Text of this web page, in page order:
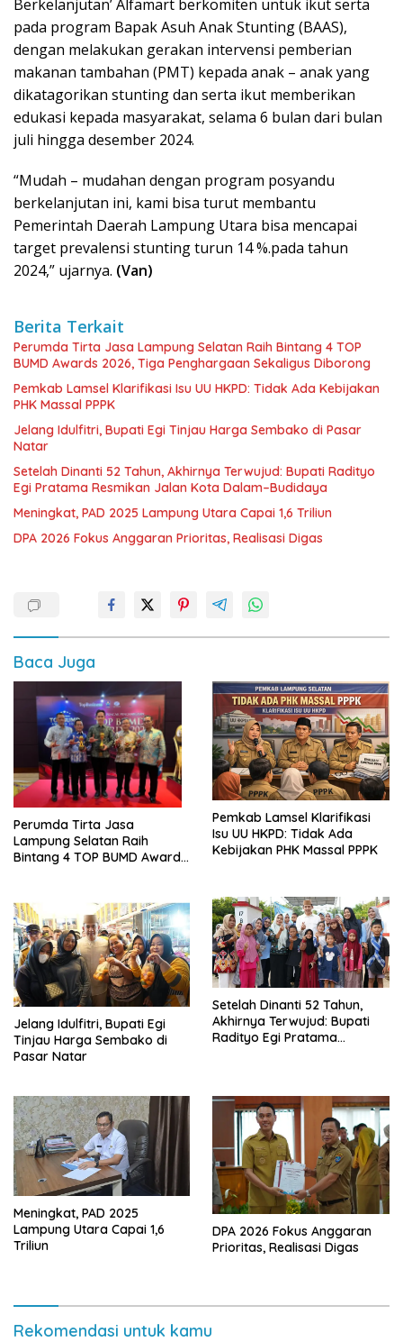
Berkelanjutan’ Alfamart berkomiten untuk ikut serta
pada program Bapak Asuh Anak Stunting (BAAS),
dengan melakukan gerakan intervensi pemberian
makanan tambahan (PMT) kepada anak – anak yang
dikatagorikan stunting dan serta ikut memberikan
edukasi kepada masyarakat, selama 6 bulan dari bulan
juli hingga desember 2024.
“Mudah – mudahan dengan program posyandu
berkelanjutan ini, kami bisa turut membantu
Pemerintah Daerah Lampung Utara bisa mencapai
target prevalensi stunting turun 14 %.pada tahun
2024,” ujarnya. (Van)
Berita Terkait
Perumda Tirta Jasa Lampung Selatan Raih Bintang 4 TOP
BUMD Awards 2026, Tiga Penghargaan Sekaligus Diborong
Pemkab Lamsel Klarifikasi Isu UU HKPD: Tidak Ada Kebijakan
PHK Massal PPPK
Jelang Idulfitri, Bupati Egi Tinjau Harga Sembako di Pasar
Natar
Setelah Dinanti 52 Tahun, Akhirnya Terwujud: Bupati Radityo
Egi Pratama Resmikan Jalan Kota Dalam–Budidaya
Meningkat, PAD 2025 Lampung Utara Capai 1,6 Triliun
DPA 2026 Fokus Anggaran Prioritas, Realisasi Digas
Baca Juga
Perumda Tirta Jasa
Lampung Selatan Raih
Bintang 4 TOP BUMD Awards
Pemkab Lamsel Klarifikasi
Isu UU HKPD: Tidak Ada
Kebijakan PHK Massal PPPK
Jelang Idulfitri, Bupati Egi
Tinjau Harga Sembako di
Pasar Natar
Setelah Dinanti 52 Tahun,
Akhirnya Terwujud: Bupati
Radityo Egi Pratama
Meningkat, PAD 2025
Lampung Utara Capai 1,6
Triliun
DPA 2026 Fokus Anggaran
Prioritas, Realisasi Digas
Rekomendasi untuk kamu